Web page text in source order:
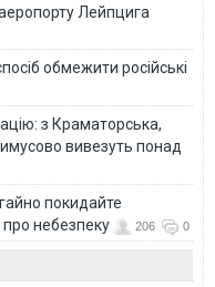
Лейпцига
обмежити російські
з Краматорська,
вивезуть понад
покидайте
небезпеку
206 0